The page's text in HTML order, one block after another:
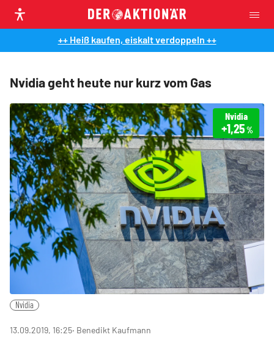
++ Heiß kaufen, eiskalt verdoppeln ++
Nvidia geht heute nur kurz vom Gas
Nvidia
+1,25%
Nvidia
13.09.2019, 16:25‧ Benedikt Kaufmann